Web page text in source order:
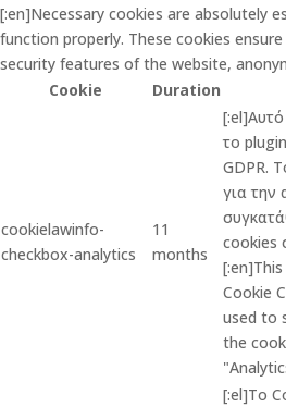
[:en]Necessary cookies are absolutely
function properly. These cookies
security features of the website,
Cookie
Duration
cookielawinfo-
checkbox-analytics
11
months
το
GDPR.
για την
cookies
Cookie
used to
the
[:el]Το